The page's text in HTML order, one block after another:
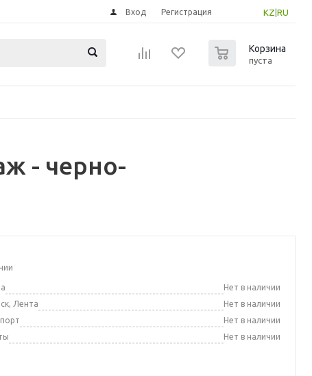
KZ RU
Вход Регистрация
Корзина
пуста
- черно-
Нет в наличии
Лента
Нет в наличии
Нет в наличии
Нет в наличии